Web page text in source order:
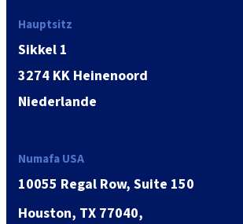
Hauptsitz
Sikkel 1
3274 KK Heinenoord
Niederlande
Numafa USA
10055 Regal Row, Suite 150
Houston, TX 77040,